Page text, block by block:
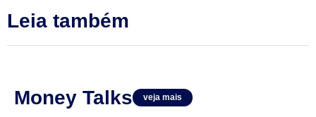
Leia também
Money Talks veja mais